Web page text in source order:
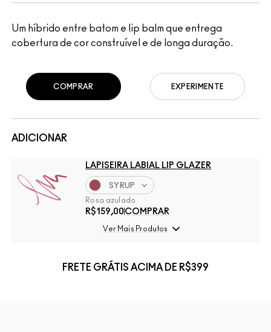
Um híbrido entre batom e lip balm que entrega
cobertura de cor construível e de longa duração.
ADICIONAR
LAPISEIRA LABIAL LIP GLAZER
SYRUP
Rosa azulado
R$159,00 COMPRAR
Ver Mais Produtos
EXPERIMENTE
COMPRAR
FRETE GRÁTIS ACIMA DE R$399